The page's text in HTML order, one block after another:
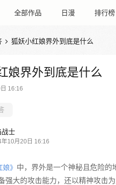
全部作品 日漫 排行榜
 狐妖小红娘界外到底是什么
娘界外到底是什么
16:16
战士
10月20日 16:16
娘》 中，界外是一个神秘且危险的
强大的攻击能力，还以精神攻击